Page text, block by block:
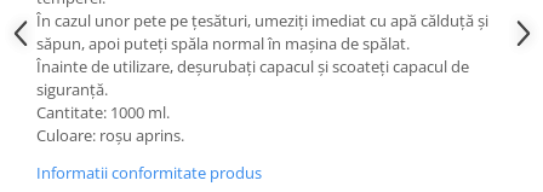
Dezvoltare timpurie
Experimente
Forme
Joc imaginativ
Jucării interactive
Lumina
În cazul unor pete pe țesături, umeziți imediat cu apă călduță și
săpun, apoi puteți spăla normal în mașina de spălat.
Înainte de utilizare, deșurubați capacul și scoateți capacul de
siguranță.
Cantitate: 1000 ml.
Culoare: roșu aprins.
Informatii conformitate produs